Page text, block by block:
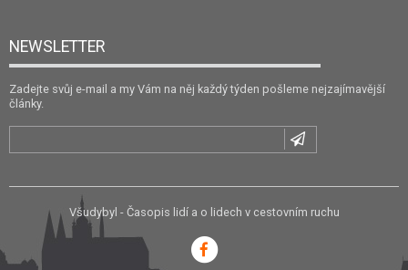
NEWSLETTER
Zadejte svůj e-mail a my Vám na něj každý týden pošleme nejzajímavější
články.
Všudybyl - Časopis lidí a o lidech v cestovním ruchu